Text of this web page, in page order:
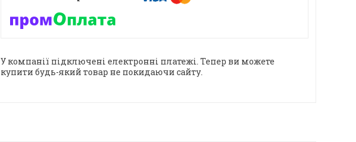
У компанії підключені електронні платежі. Тепер ви можете
купити будь-який товар не покидаючи сайту.